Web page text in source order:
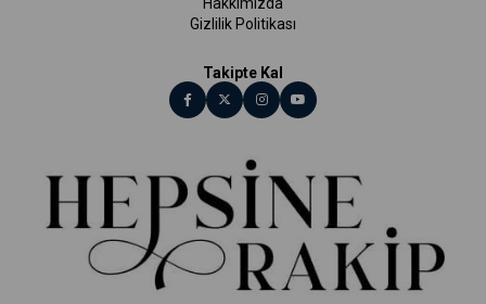
Gizlilik Politikası
Takipte Kal